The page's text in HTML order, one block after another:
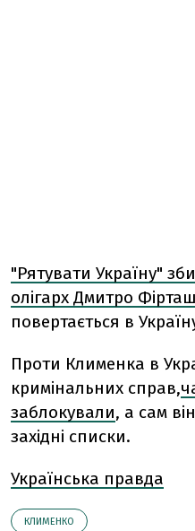
"Рятувати Україну"
олігарх Дмитро Фірташ
повертається в
Проти Клименка в
кримінальних справ,
заблокували, а сам
західні списки.
Українська правда
КЛИМЕНКО